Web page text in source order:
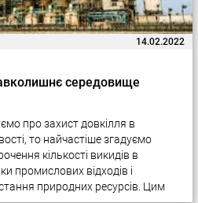
14.02.2022
середовище
про захист довкілля в
то найчастіше згадуємо
кількості викидів в
промислових відходів і
природних ресурсів. Цим